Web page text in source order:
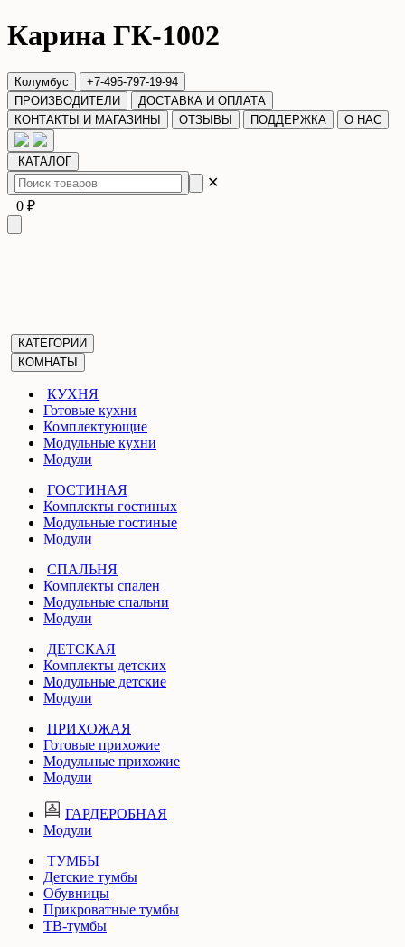
Карина ГК-1002
Колумбус
+7-495-797-19-94
ПРОИЗВОДИТЕЛИ
ДОСТАВКА И ОПЛАТА
КОНТАКТЫ И МАГАЗИНЫ
ОТЗЫВЫ ПОДДЕРЖКА О НАС
КАТАЛОГ
✕
0 ₽
КАТЕГОРИИ
КОМНАТЫ
КУХНЯ
Готовые кухни
Комплектующие
Модульные кухни
Модули
ГОСТИНАЯ
Комплекты гостиных
Модульные гостиные
Модули
СПАЛЬНЯ
Комплекты спален
Модульные спальни
Модули
ДЕТСКАЯ
Комплекты детских
Модульные детские
Модули
ПРИХОЖАЯ
Готовые прихожие
Модульные прихожие
Модули
ГАРДЕРОБНАЯ
Модули
ТУМБЫ
Детские тумбы
Обувницы
Прикроватные тумбы
ТВ-тумбы